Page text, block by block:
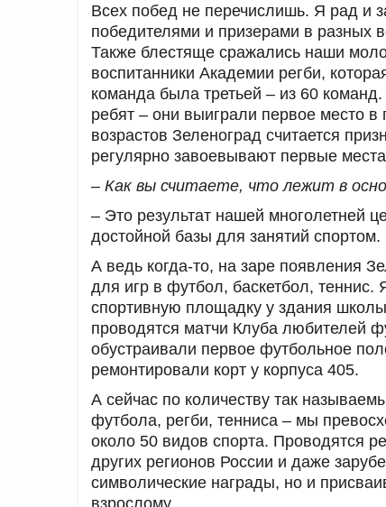
Всех побед не перечислишь. Я рад и
победителями и призерами в разных
Также блестяще сражались наши
воспитанники Академии регби,
команда была третьей – из 60
ребят – они выиграли первое место
возрастов Зеленоград считается
регулярно завоевывают первые
– Как вы считаете, что лежит в
– Это результат нашей многолетней
достойной базы для занятий спортом.
А ведь когда-то, на заре появления
для игр в футбол, баскетбол,
спортивную площадку у здания
проводятся матчи Клуба любителей
обустраивали первое футбольное
ремонтировали корт у корпуса 405.
А сейчас по количеству так
футбола, регби, тенниса – мы
около 50 видов спорта. Проводятся
других регионов России и даже
символические награды, но и
взрослому.